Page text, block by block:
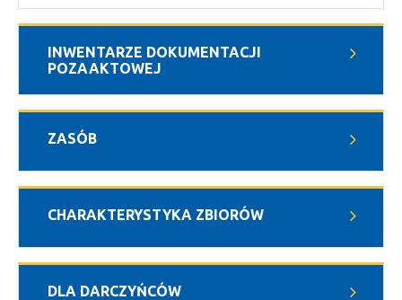
INWENTARZE DOKUMENTACJI
POZAAKTOWEJ
ZASÓB
CHARAKTERYSTYKA ZBIORÓW
DLA DARCZYŃCÓW